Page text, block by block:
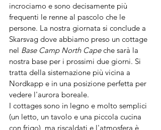
incrociamo e sono decisamente più
frequenti le renne al pascolo che le
persone. La nostra giornata si conclude a
Skarsvag dove abbiamo preso un cottage
nel Base Camp North Cape che sarà la
nostra base per i prossimi due giorni. Si
tratta della sistemazione più vicina a
Nordkapp e in una posizione perfetta per
vedere l'aurora boreale.
I cottages sono in legno e molto semplici
(un letto, un tavolo e una piccola cucina
con frigo), ma riscaldati e l'atmosfera è